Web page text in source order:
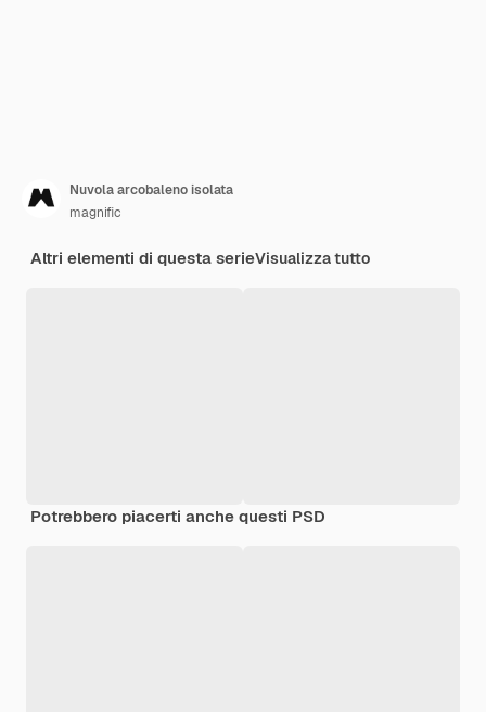
Nuvola arcobaleno isolata
magnific
Altri elementi di questa serieVisualizza tutto
Potrebbero piacerti anche questi PSD